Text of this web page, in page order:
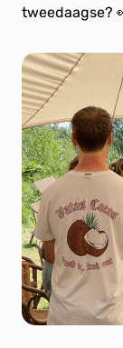
tweedaagse?